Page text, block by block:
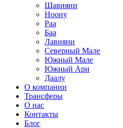
Шавияни
Ноону
Раа
Баа
Лавияни
Северный Мале
Южный Мале
Южный Ари
Даалу
О компании
Трансферы
О нас
Контакты
Блог